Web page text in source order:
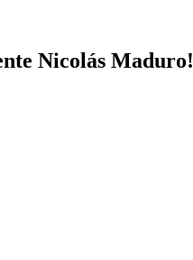
Nicolás Maduro!